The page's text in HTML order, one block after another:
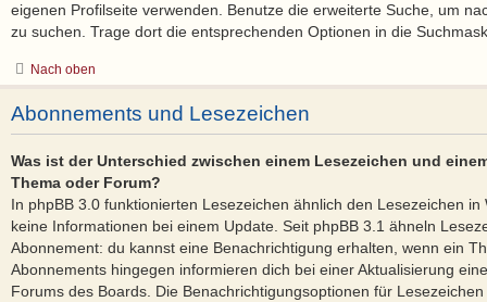
eigenen Profilseite verwenden. Benutze die erweiterte Suche, um
zu suchen. Trage dort die entsprechenden Optionen in die
Nach oben
Abonnements und Lesezeichen
Was ist der Unterschied zwischen einem Lesezeichen und
Thema oder Forum?
In phpBB 3.0 funktionierten Lesezeichen ähnlich den Lesezeichen
keine Informationen bei einem Update. Seit phpBB 3.1 ähneln
Abonnement: du kannst eine Benachrichtigung erhalten, wenn ein
Abonnements hingegen informieren dich bei einer Aktualisierung
Forums des Boards. Die Benachrichtigungsoptionen für